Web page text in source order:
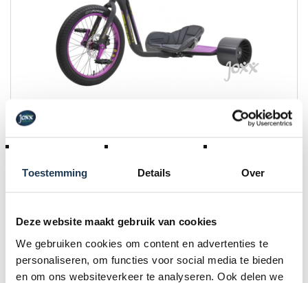
Toestemming Details Over
Deze website maakt gebruik van cookies
We gebruiken cookies om content en advertenties te
personaliseren, om functies voor social media te bieden
en om ons websiteverkeer te analyseren. Ook delen we
Showroommodel - Triad Syndicate - Zwart/Paars
€ 380,00
-Countermeasure:voor kinderen van 5-12 jaar